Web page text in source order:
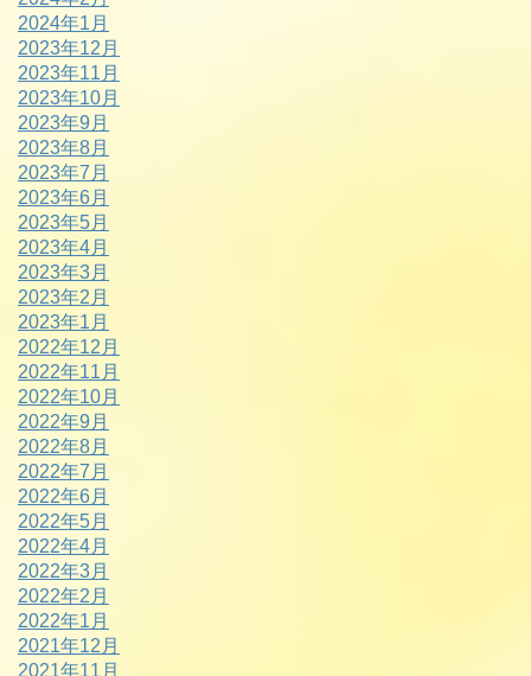
2024年1月
2023年12月
2023年11月
2023年10月
2023年9月
2023年8月
2023年7月
2023年6月
2023年5月
2023年4月
2023年3月
2023年2月
2023年1月
2022年12月
2022年11月
2022年10月
2022年9月
2022年8月
2022年7月
2022年6月
2022年5月
2022年4月
2022年3月
2022年2月
2022年1月
2021年12月
2021年11月